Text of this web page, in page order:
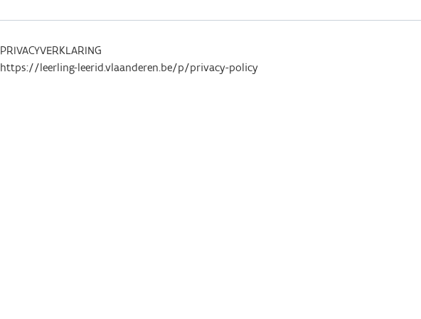
PRIVACYVERKLARING
https://leerling-leerid.vlaanderen.be/p/privacy-policy